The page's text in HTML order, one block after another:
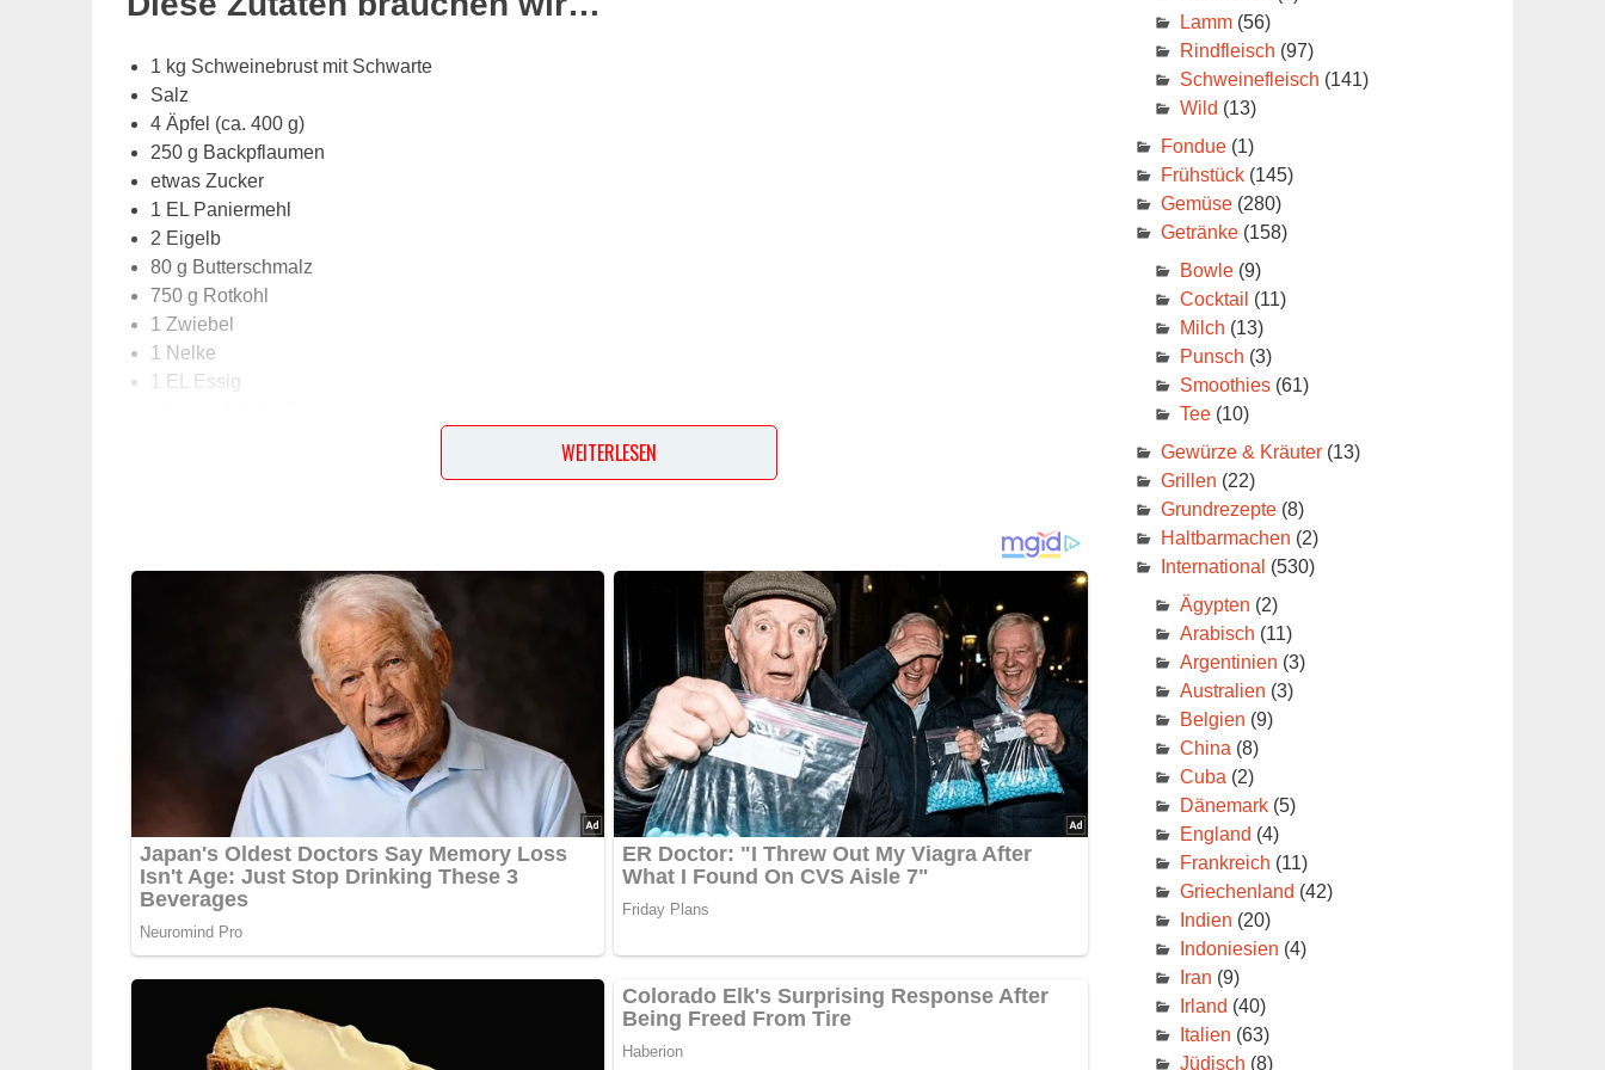
1 kg Schweinebrust mit Schwarte
Salz
4 Äpfel (ca. 400 g)
250 g Backpflaumen
etwas Zucker
1 EL Paniermehl
2 Eigelb
80 g Butterschmalz
750 g Rotkohl
1 Zwiebel
1 Nelke
1 EL Essig
Und so wird es gemacht…
In die Schweinebrust bereits vom Metzger eine Tasche einschneiden lassen. Die Schwarte rautenförmig
einschneiden, das Fleisch leicht salzen. Die Äpfel schälen, vierteln, und entkernen. Drei Äpfel in Scheiben oder
Achtel schneiden, einen Apfel raspeln. Die Backpflaumen entkernen. Äpfel und Backpflaumen mit etwas Zucker
bestreuen, Paniermehl und Eigelb untermischen. Die Masse in die Fleischtasche füllen und die Öffnung mit
Küchengarn zunähen. Den Backofen auf 185° C vorheizen. Schweinebrust in 40 g heißem Butterschmalz
anbraten. Mit der Schwarte nach unten im Ofen etwa 30 Minuten braten. Den Braten wenden, die Schwarte mit
kaltem Salzwasser bestreichen. Weitere 30 Minuten bis 1 Stunde garen. Rotkohl putzen und fein schneiden. Die
Zwiebel schälen und in Würfel schneiden. Beides mit Nelke, geraspeltem Apfel, 1 Eßlöffel Zucker und Essig in
dem restlichen Butterschmalz andünsten. Etwa einen Fingerbreit Wasser dazugießen, das Blaukraut 15 Minuten
schmoren. Mit gekörnter Suppe und Johannisbeergelee abschmecken. Weitere 15 Minuten dünsten. Mit der
Schweinebrust servieren. Dazu Salzkartoffeln reichen.
WEITERLESEN
Lamm(56)
Rindfleisch (97)
Schweinefleisch (141)
Wild (13)
Fondue(1)
Frühstück(145)
Gemüse(280)
Getränke(158)
Bowle(9)
Cocktail (11)
Milch (13)
Punsch (3)
Smoothies(61)
Tee(10)
Gewürze & Kräuter(13)
Grillen (22)
Grundrezepte(8)
Haltbarmachen (2)
International (530)
Ägypten (2)
Arabisch (11)
Argentinien (3)
Australien (3)
Belgien (9)
China (8)
Cuba (2)
Dänemark(5)
England (4)
Frankreich (11)
Griechenland (42)
Indien (20)
Indoniesien (4)
Iran (9)
Irland (40)
Italien (63)
Jüdisch (8)